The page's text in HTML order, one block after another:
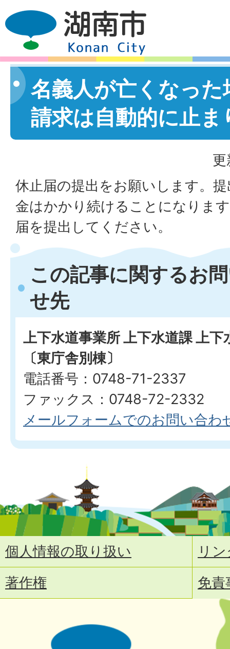
名義人が亡くなった
請求は自動的に止ま
休止届の提出をお願いします。
金はかかり続けることになりま
届を提出してください。
この記事に関するお
せ先
上下水道事業所 上下水道課 上
〔東庁舎別棟〕
電話番号：0748-71-2337
ファックス：0748-72-2332
メールフォームでのお問い合わ
個人情報の取り扱い
リ
著作権
免責